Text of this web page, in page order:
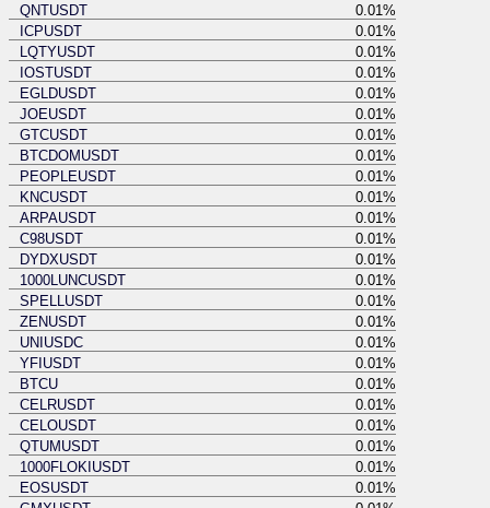
QNTUSDT
0.01%
ICPUSDT
0.01%
LQTYUSDT
0.01%
IOSTUSDT
0.01%
EGLDUSDT
0.01%
JOEUSDT
0.01%
GTCUSDT
0.01%
BTCDOMUSDT
0.01%
PEOPLEUSDT
0.01%
KNCUSDT
0.01%
ARPAUSDT
0.01%
C98USDT
0.01%
DYDXUSDT
0.01%
1000LUNCUSDT
0.01%
SPELLUSDT
0.01%
ZENUSDT
0.01%
UNIUSDC
0.01%
YFIUSDT
0.01%
BTCU
0.01%
CELRUSDT
0.01%
CELOUSDT
0.01%
QTUMUSDT
0.01%
1000FLOKIUSDT
0.01%
EOSUSDT
0.01%